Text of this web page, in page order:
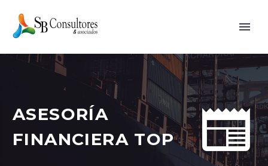


ASESORÍA
FINANCIERA TOP